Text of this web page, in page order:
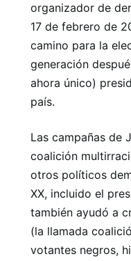
organizador de
17 de febrero de
camino para la
generación
ahora único)
país.
Las campañas de
coalición
otros políticos
XX, incluido el
también ayudó a
(la llamada
votantes negros,